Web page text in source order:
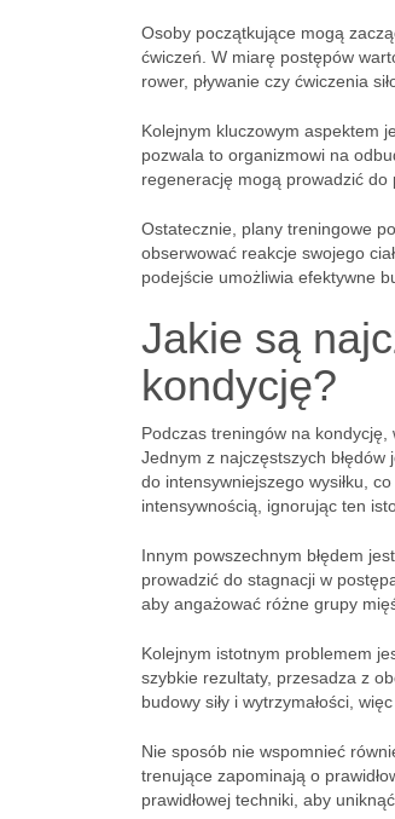
Osoby początkujące mogą
ćwiczeń. W miarę postępów
rower, pływanie czy ćwiczenia
Kolejnym kluczowym aspektem
pozwala to organizmowi na
regenerację mogą prowadzić do
Ostatecznie, plany treningowe
obserwować reakcje swojego
podejście umożliwia efektywne
Jakie są
kondycję?
Podczas treningów na kondycję,
Jednym z najczęstszych błędów
do intensywniejszego wysiłku,
intensywnością, ignorując ten
Innym powszechnym błędem jest
prowadzić do stagnacji w
aby angażować różne grupy
Kolejnym istotnym problemem
szybkie rezultaty, przesadza z
budowy siły i wytrzymałości,
Nie sposób nie wspomnieć
trenujące zapominają o
prawidłowej techniki, aby